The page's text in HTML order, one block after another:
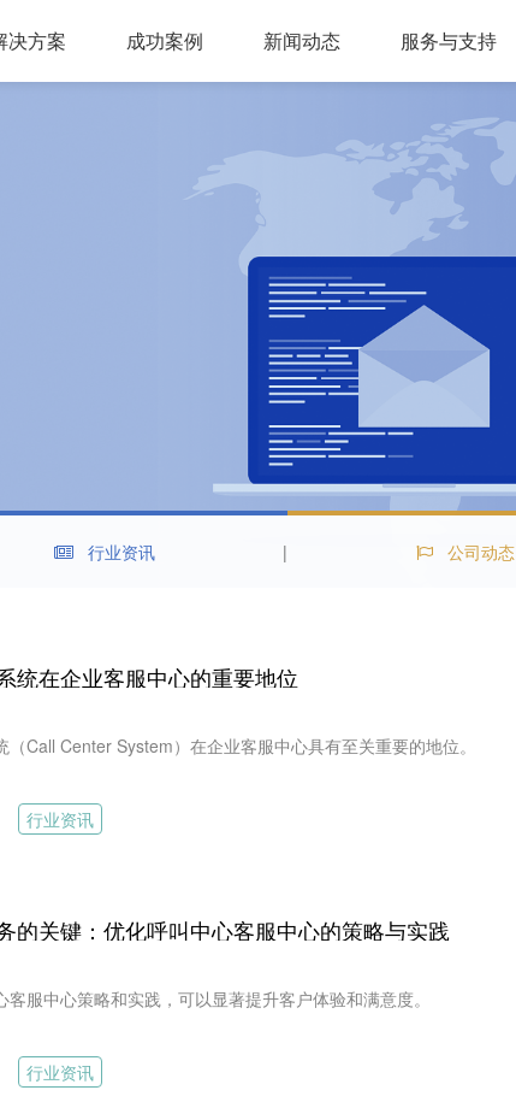
决方案 成功案例 新闻动态 服务与支持
行业资讯 公司动态
统在企业客服中心的重要地位
（Call Center System）在企业客服中心具有至关重要的地位。
行业资讯
的关键：优化呼叫中心客服中心的策略与实践
客服中心策略和实践，可以显著提升客户体验和满意度。
行业资讯